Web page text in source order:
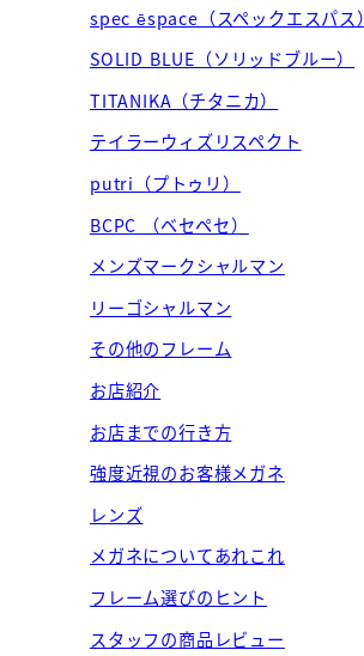
spec ēspace（スペックエスパス）
SOLID BLUE（ソリッドブルー）
TITANIKA（チタニカ）
テイラーウィズリスペクト
putri（プトゥリ）
BCPC （ベセペセ）
メンズマークシャルマン
リーゴシャルマン
その他のフレーム
お店紹介
お店までの行き方
強度近視のお客様メガネ
レンズ
メガネについてあれこれ
フレーム選びのヒント
スタッフの商品レビュー